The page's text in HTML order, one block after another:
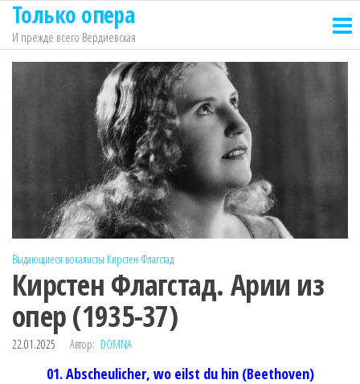
Перейти
содержимому
Только опера
И прежде всего Вердиевская
Выдающиеся вокалисты Кирстен Флагстад
Кирстен Флагстад. Арии из
опер (1935-37)
22.01.2025 Автор: DOMNA
01. Abscheulicher, wo eilst du hin (Beethoven)